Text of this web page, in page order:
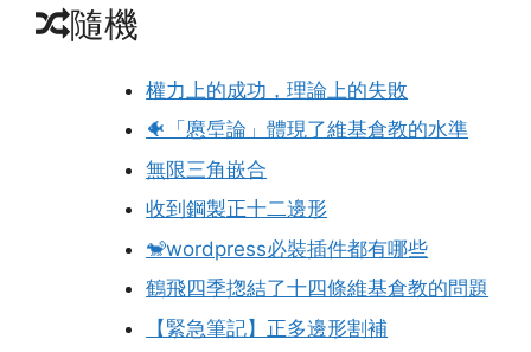
隨機
權力上的成功，理論上的失敗
🐠「懬垕論」體現了維基倉教的水準
無限三角嵌合
收到鋼製正十二邊形
🐒wordpress必裝插件都有哪些
鶴飛四季揔結了十四條維基倉教的問題
【緊急筆記】正多邊形割補